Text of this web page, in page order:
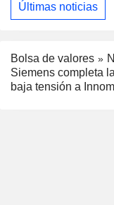
Últimas noticias
Bolsa de valores
Siemens completa
baja tensión a